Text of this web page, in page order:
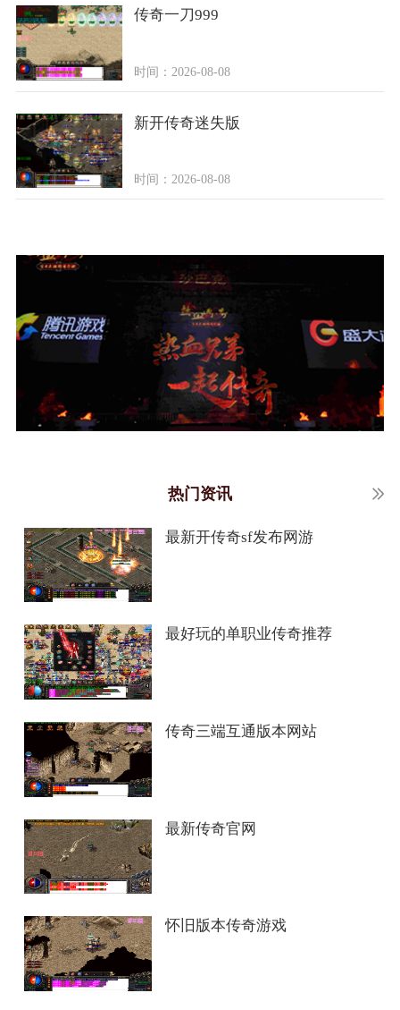
传奇一刀999
时间：2026-08-08
新开传奇迷失版
时间：2026-08-08
热门资讯
最新开传奇sf发布网游
最好玩的单职业传奇推荐
传奇三端互通版本网站
最新传奇官网
怀旧版本传奇游戏